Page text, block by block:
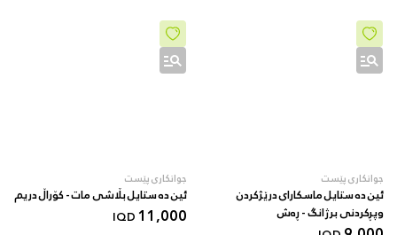
جوانکاری پێست
ئین دە ستایل ماسکارای درێژکردن
وپڕکردنی برژانگ - ڕەش
جوانکاری پێست
ئین دە ستایل بڵاشی مات - کۆراڵ دریم
11,000
IQD